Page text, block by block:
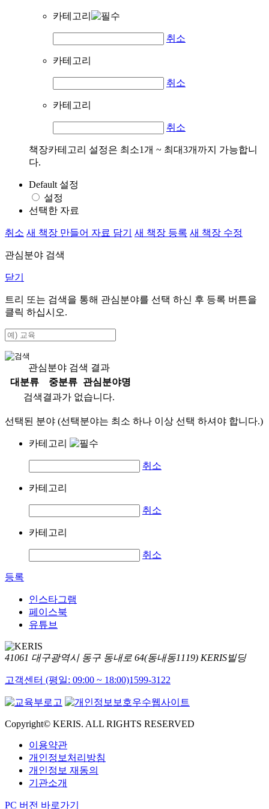
카테고리
취소
카테고리
취소
카테고리
취소
책장카테고리 설정은 최소1개 ~ 최대3개까지 가능합니
다.
Default 설정
설정
선택한 자료
취소 새 책장 만들어 자료 담기 새 책장 등록 새 책장 수정
관심분야 검색
닫기
트리 또는 검색을 통해 관심분야를 선택 하신 후 등록 버튼을
클릭 하십시오.
관심분야 검색 결과
대분류
중분류
관심분야명
검색결과가 없습니다.
선택된 분야 (선택분야는 최소 하나 이상 선택 하셔야 합니다.)
카테고리
취소
카테고리
취소
카테고리
취소
등록
인스타그램
페이스북
유튜브
41061 대구광역시 동구 동내로 64(동내동1119) KERIS빌딩
고객센터 (평일: 09:00 ~ 18:00)1599-3122
Copyright© KERIS. ALL RIGHTS RESERVED
이용약관
개인정보처리방침
개인정보 재동의
기관소개
PC 버전 바로가기